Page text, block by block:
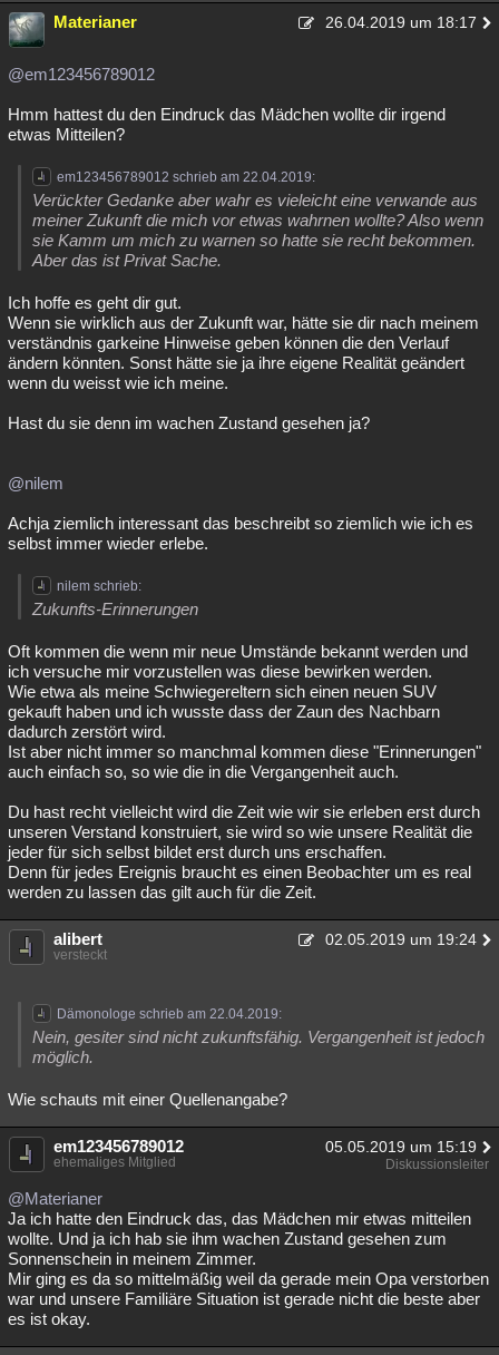
Materianer 26.04.2019 um 18:17
@em123456789012
Hmm hattest du den Eindruck das Mädchen wollte dir irgend
etwas Mitteilen?
em123456789012 schrieb am 22.04.2019:
Verückter Gedanke aber wahr es vieleicht eine verwande aus
meiner Zukunft die mich vor etwas wahrnen wollte? Also wenn
sie Kamm um mich zu warnen so hatte sie recht bekommen.
Aber das ist Privat Sache.
Ich hoffe es geht dir gut.
Wenn sie wirklich aus der Zukunft war, hätte sie dir nach meinem
verständnis garkeine Hinweise geben können die den Verlauf
ändern könnten. Sonst hätte sie ja ihre eigene Realität geändert
wenn du weisst wie ich meine.
Hast du sie denn im wachen Zustand gesehen ja?
@nilem
Achja ziemlich interessant das beschreibt so ziemlich wie ich es
selbst immer wieder erlebe.
nilem schrieb:
Zukunfts-Erinnerungen
Oft kommen die wenn mir neue Umstände bekannt werden und
ich versuche mir vorzustellen was diese bewirken werden.
Wie etwa als meine Schwiegereltern sich einen neuen SUV
gekauft haben und ich wusste dass der Zaun des Nachbarn
dadurch zerstört wird.
Ist aber nicht immer so manchmal kommen diese "Erinnerungen"
auch einfach so, so wie die in die Vergangenheit auch.
Du hast recht vielleicht wird die Zeit wie wir sie erleben erst durch
unseren Verstand konstruiert, sie wird so wie unsere Realität die
jeder für sich selbst bildet erst durch uns erschaffen.
Denn für jedes Ereignis braucht es einen Beobachter um es real
werden zu lassen das gilt auch für die Zeit.
alibert 02.05.2019 um 19:24
versteckt
Dämonologe schrieb am 22.04.2019:
Nein, gesiter sind nicht zukunftsfähig. Vergangenheit ist jedoch
möglich.
Wie schauts mit einer Quellenangabe?
em123456789012 05.05.2019 um 15:19
ehemaliges Mitglied Diskussionsleiter
@Materianer
Ja ich hatte den Eindruck das, das Mädchen mir etwas mitteilen
wollte. Und ja ich hab sie ihm wachen Zustand gesehen zum
Sonnenschein in meinem Zimmer.
Mir ging es da so mittelmäßig weil da gerade mein Opa verstorben
war und unsere Familiäre Situation ist gerade nicht die beste aber
es ist okay.